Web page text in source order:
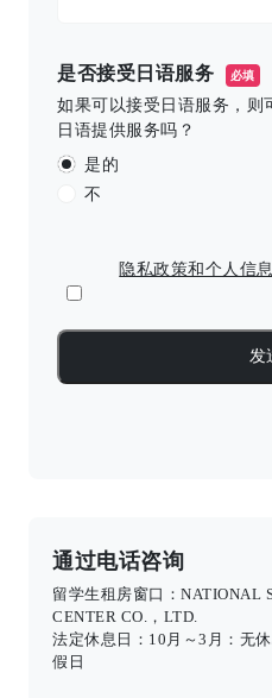
是否接受日语服务 必填
如果可以接受日语服务，则
日语提供服务吗？
是的
不
隐私政策和个人信
通过电话咨询
留学生租房窗口：NATIONAL
CENTER CO.，LTD.
法定休息日：10月～3月：无
假日